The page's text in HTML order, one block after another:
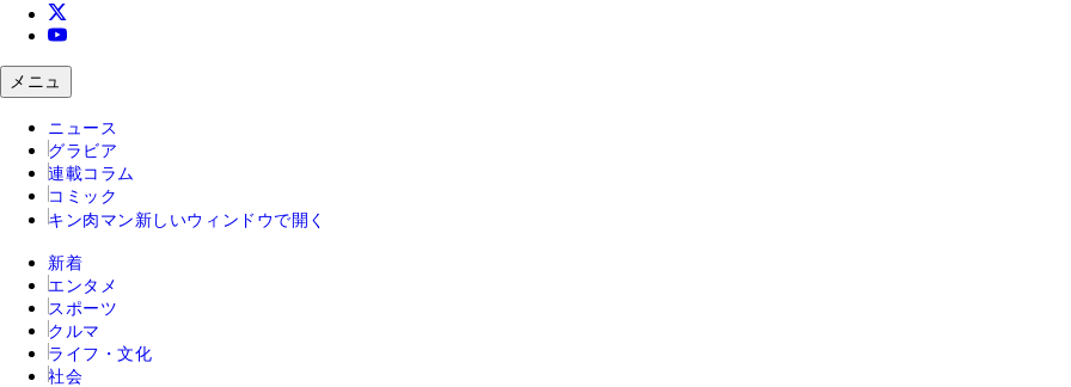
メニュ
ニュース
グラビア
連載コラム
コミック
キン肉マン 新しいウィンドウで開く
新着
エンタメ
スポーツ
クルマ
ライフ・文化
社会